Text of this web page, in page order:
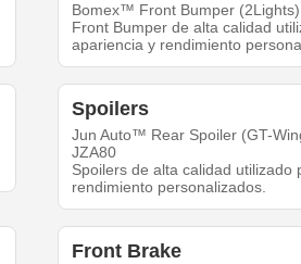
Bomex™ Front Bumper (2Lights)
Front Bumper de alta calidad
apariencia y rendimiento
Spoilers
Jun Auto™ Rear Spoiler (GT-
JZA80
Spoilers de alta calidad utilizado
rendimiento personalizados.
Front Brake